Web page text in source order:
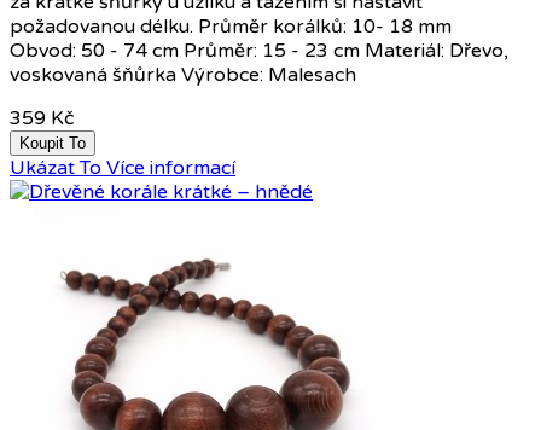
požadovanou délku. Průměr korálků: 10- 18 mm
Obvod: 50 - 74 cm Průměr: 15 - 23 cm Materiál: Dřevo,
voskovaná šňůrka Výrobce: Malesach
359 Kč
Koupit To
Ukázat To Více informací